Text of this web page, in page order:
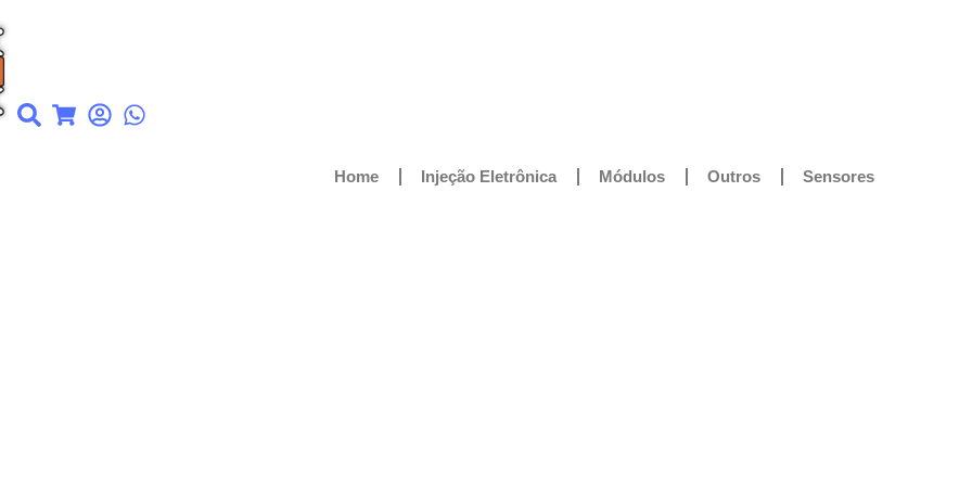
Home Injeção Eletrônica Módulos Outros Sensores